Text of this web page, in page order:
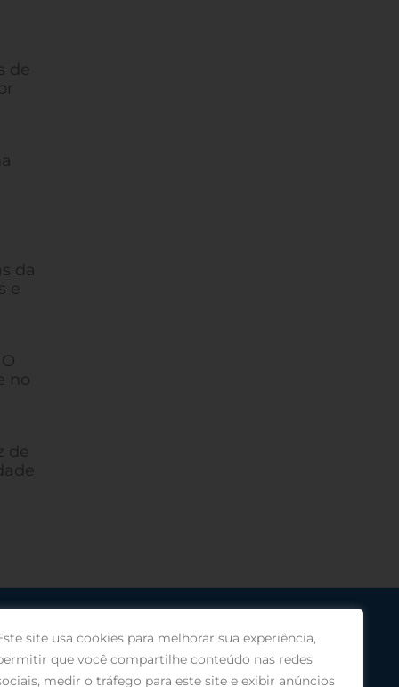
site usa cookies para melhorar sua experiência,
que você compartilhe conteúdo nas redes
medir o tráfego para este site e exibir anúncios
de
da
e
no
de